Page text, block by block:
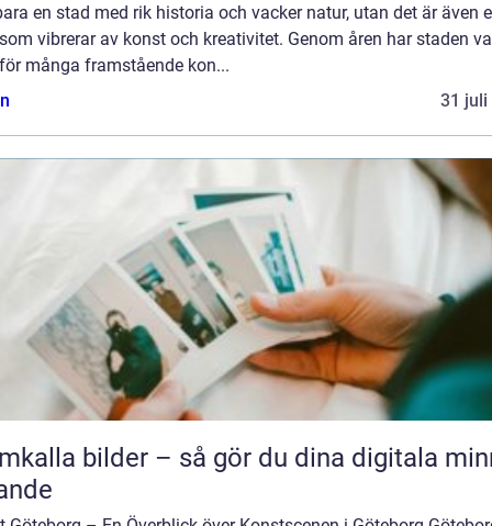
en stad med rik historia och vacker natur, utan det är även
vibrerar av konst och kreativitet. Genom åren har staden
många framstående kon...
31 juli
bilder – så gör du dina digitala